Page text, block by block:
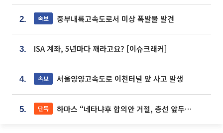
2. 속보 중부내륙고속도로서 미상 폭발물 발견
3. ISA 계좌, 5년마다 깨라고요? [이슈크래커]
4. 속보 서울양양고속도로 이천터널 앞 사고 발생
5. 단독 하마스 “네타냐후 합의안 거절, 총선 앞두고 시간 끌기”